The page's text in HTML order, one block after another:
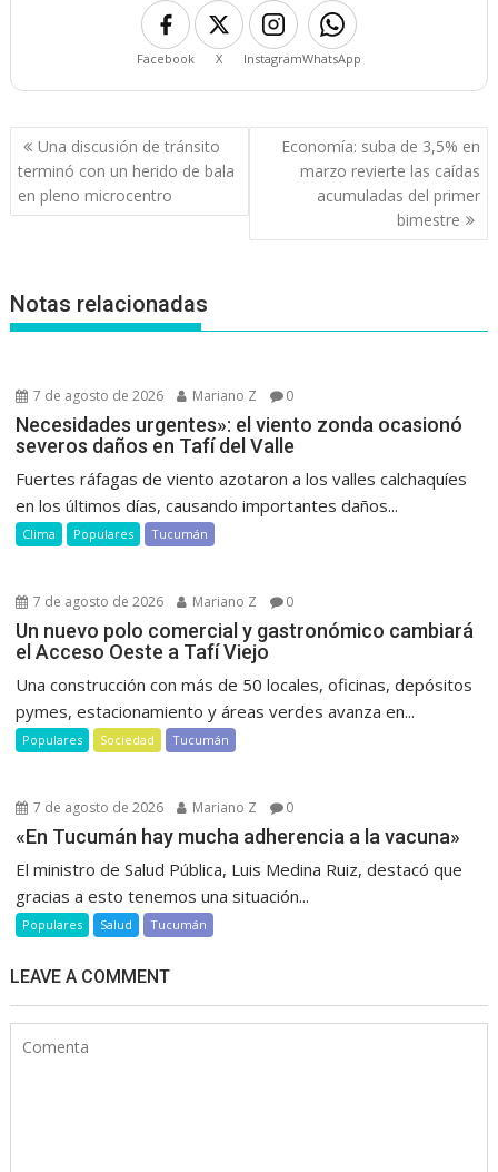
Facebook X InstagramWhatsApp
Navegación
de
entradas
Una discusión de tránsito
terminó con un herido de bala
en pleno microcentro
Economía: suba de 3,5% en
marzo revierte las caídas
acumuladas del primer
bimestre
Notas relacionadas
7 de agosto de 2026 Mariano Z 0
Necesidades urgentes»: el viento zonda ocasionó
severos daños en Tafí del Valle
Fuertes ráfagas de viento azotaron a los valles calchaquíes
en los últimos días, causando importantes daños...
Clima Populares Tucumán
7 de agosto de 2026 Mariano Z 0
Un nuevo polo comercial y gastronómico cambiará
el Acceso Oeste a Tafí Viejo
Una construcción con más de 50 locales, oficinas, depósitos
pymes, estacionamiento y áreas verdes avanza en...
Populares Sociedad Tucumán
7 de agosto de 2026 Mariano Z 0
«En Tucumán hay mucha adherencia a la vacuna»
El ministro de Salud Pública, Luis Medina Ruiz, destacó que
gracias a esto tenemos una situación...
Populares Salud Tucumán
LEAVE A COMMENT